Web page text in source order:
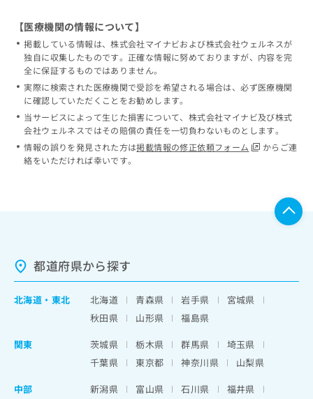
【医療機関の情報について】
掲載している情報は、株式会社マイナビおよび株式会社ウェルネスが
独自に収集したものです。正確な情報に努めておりますが、内容を完
全に保証するものではありません。
実際に検索された医療機関で受診を希望される場合は、必ず医療機関
に確認していただくことをお勧めします。
当サービスによって生じた損害について、株式会社マイナビ及び株式
会社ウェルネスではその賠償の責任を一切負わないものとします。
情報の誤りを発見された方は掲載情報の修正依頼フォーム
からご連
絡をいただければ幸いです。
都道府県から探す
北海道 ・ 東北 北海道 青森県 岩手県
宮城県
秋田県
山形県
福島県
関東
茨城県 栃木県 群馬県
埼玉県
千葉県
東京都 神奈川県
山梨県
中部
新潟県 富山県 石川県
福井県